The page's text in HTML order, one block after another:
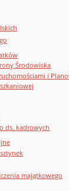
Środowiska
i
ds. kadrowych
majątkowego